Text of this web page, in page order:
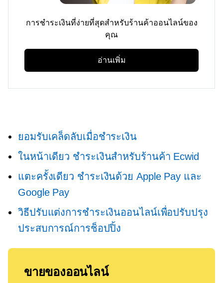
การชำระเงินที่ง่ายที่สุดสำหรับร้านค้าออนไลน์ของ
คุณ
อ่านเพิ่ม
ยอมรับเคล็ดลับเมื่อชำระเงิน
ในหน้าเดียว ชำระเงินสำหรับร้านค้า Ecwid
แตะครั้งเดียว ชำระเงินด้วย Apple Pay และ
Google Pay
วิธีปรับแต่งการชำระเงินออนไลน์เพื่อปรับปรุง
ประสบการณ์การช็อปปิ้ง
ขายของออนไลน์